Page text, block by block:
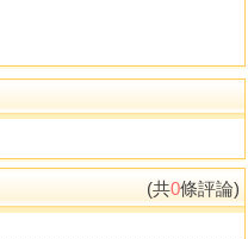
(共0條評論)